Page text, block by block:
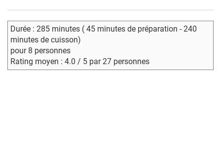
Durée : 285 minutes ( 45 minutes de préparation - 240
minutes de cuisson)
pour 8 personnes
Rating moyen : 4.0 / 5 par 27 personnes